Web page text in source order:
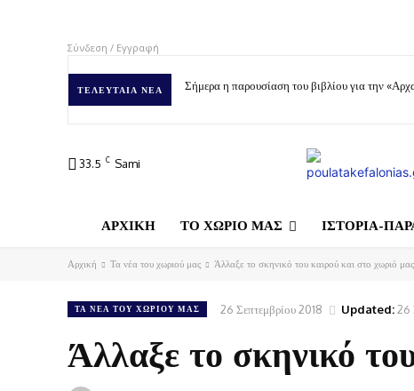
Σύνδεση / Εγγραφή
ΤΕΛΕΥΤΑΊΑ ΝΈΑ Σήμερα η παρουσίαση του βιβλίου για την
33.5 C Sami
ΑΡΧΙΚΗ ΤΟ ΧΩΡΙΟ ΜΑΣ ΙΣΤΟΡΙΑ-
Αρχική Τα νέα του χωριού μας Άλλαξε το σκηνικό του καιρού και στο χωριό
ΤΑ ΝΈΑ ΤΟΥ ΧΩΡΙΟΎ ΜΑΣ 26 Σεπτεμβρίου 2018 Updated:26
Άλλαξε το σκηνικό